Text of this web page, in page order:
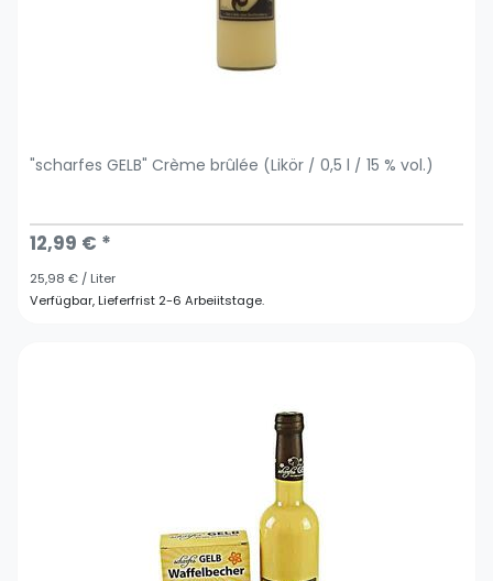
"scharfes GELB" Crème brûlée (Likör / 0,5 l / 15 % vol.)
12,99 € *
25,98 € / Liter
Verfügbar, Lieferfrist 2-6 Arbeiitstage.